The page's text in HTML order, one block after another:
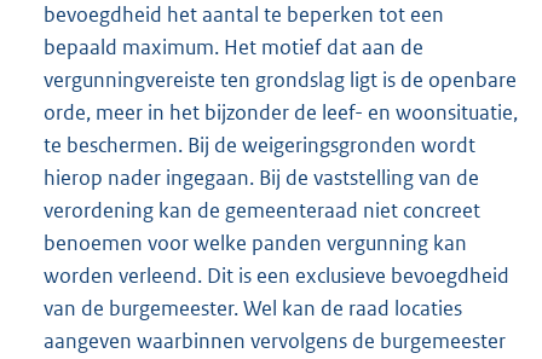
bevoegdheid het aantal te beperken tot een
bepaald maximum. Het motief dat aan de
vergunningvereiste ten grondslag ligt is de openbare
orde, meer in het bijzonder de leef- en woonsituatie,
te beschermen. Bij de weigeringsgronden wordt
hierop nader ingegaan. Bij de vaststelling van de
verordening kan de gemeenteraad niet concreet
benoemen voor welke panden vergunning kan
worden verleend. Dit is een exclusieve bevoegdheid
van de burgemeester. Wel kan de raad locaties
aangeven waarbinnen vervolgens de burgemeester